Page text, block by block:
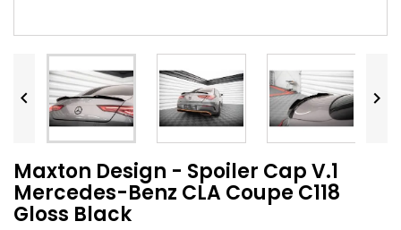
 
Maxton Design - Spoiler Cap V.1
Mercedes-Benz CLA Coupe C118
Gloss Black